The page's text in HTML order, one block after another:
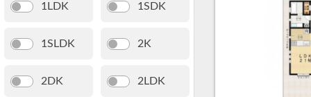
1LDK 1SDK
1SLDK 2K
2DK 2LDK